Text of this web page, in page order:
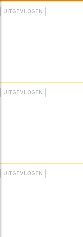
UITGEVLOGEN
UITGEVLOGEN
UITGEVLOGEN